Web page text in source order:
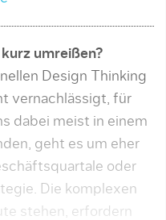
umreißen?
Design Thinking
vernachlässigt, für
dabei meist in einem
geht es um eher
oder
Die komplexen
stehen, erfordern